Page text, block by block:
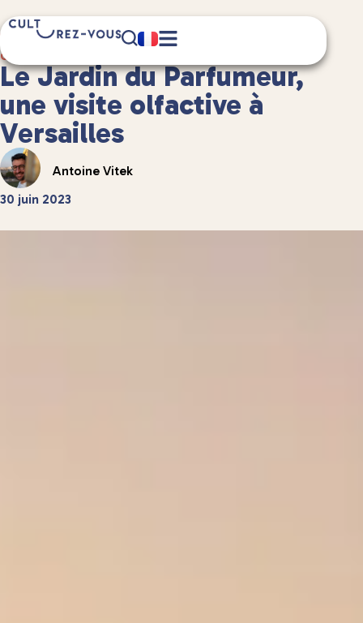
Culture
5 minute(s) de lecture
Le Jardin du Parfumeur,
une visite olfactive à
Versailles
Antoine Vitek
30 juin 2023